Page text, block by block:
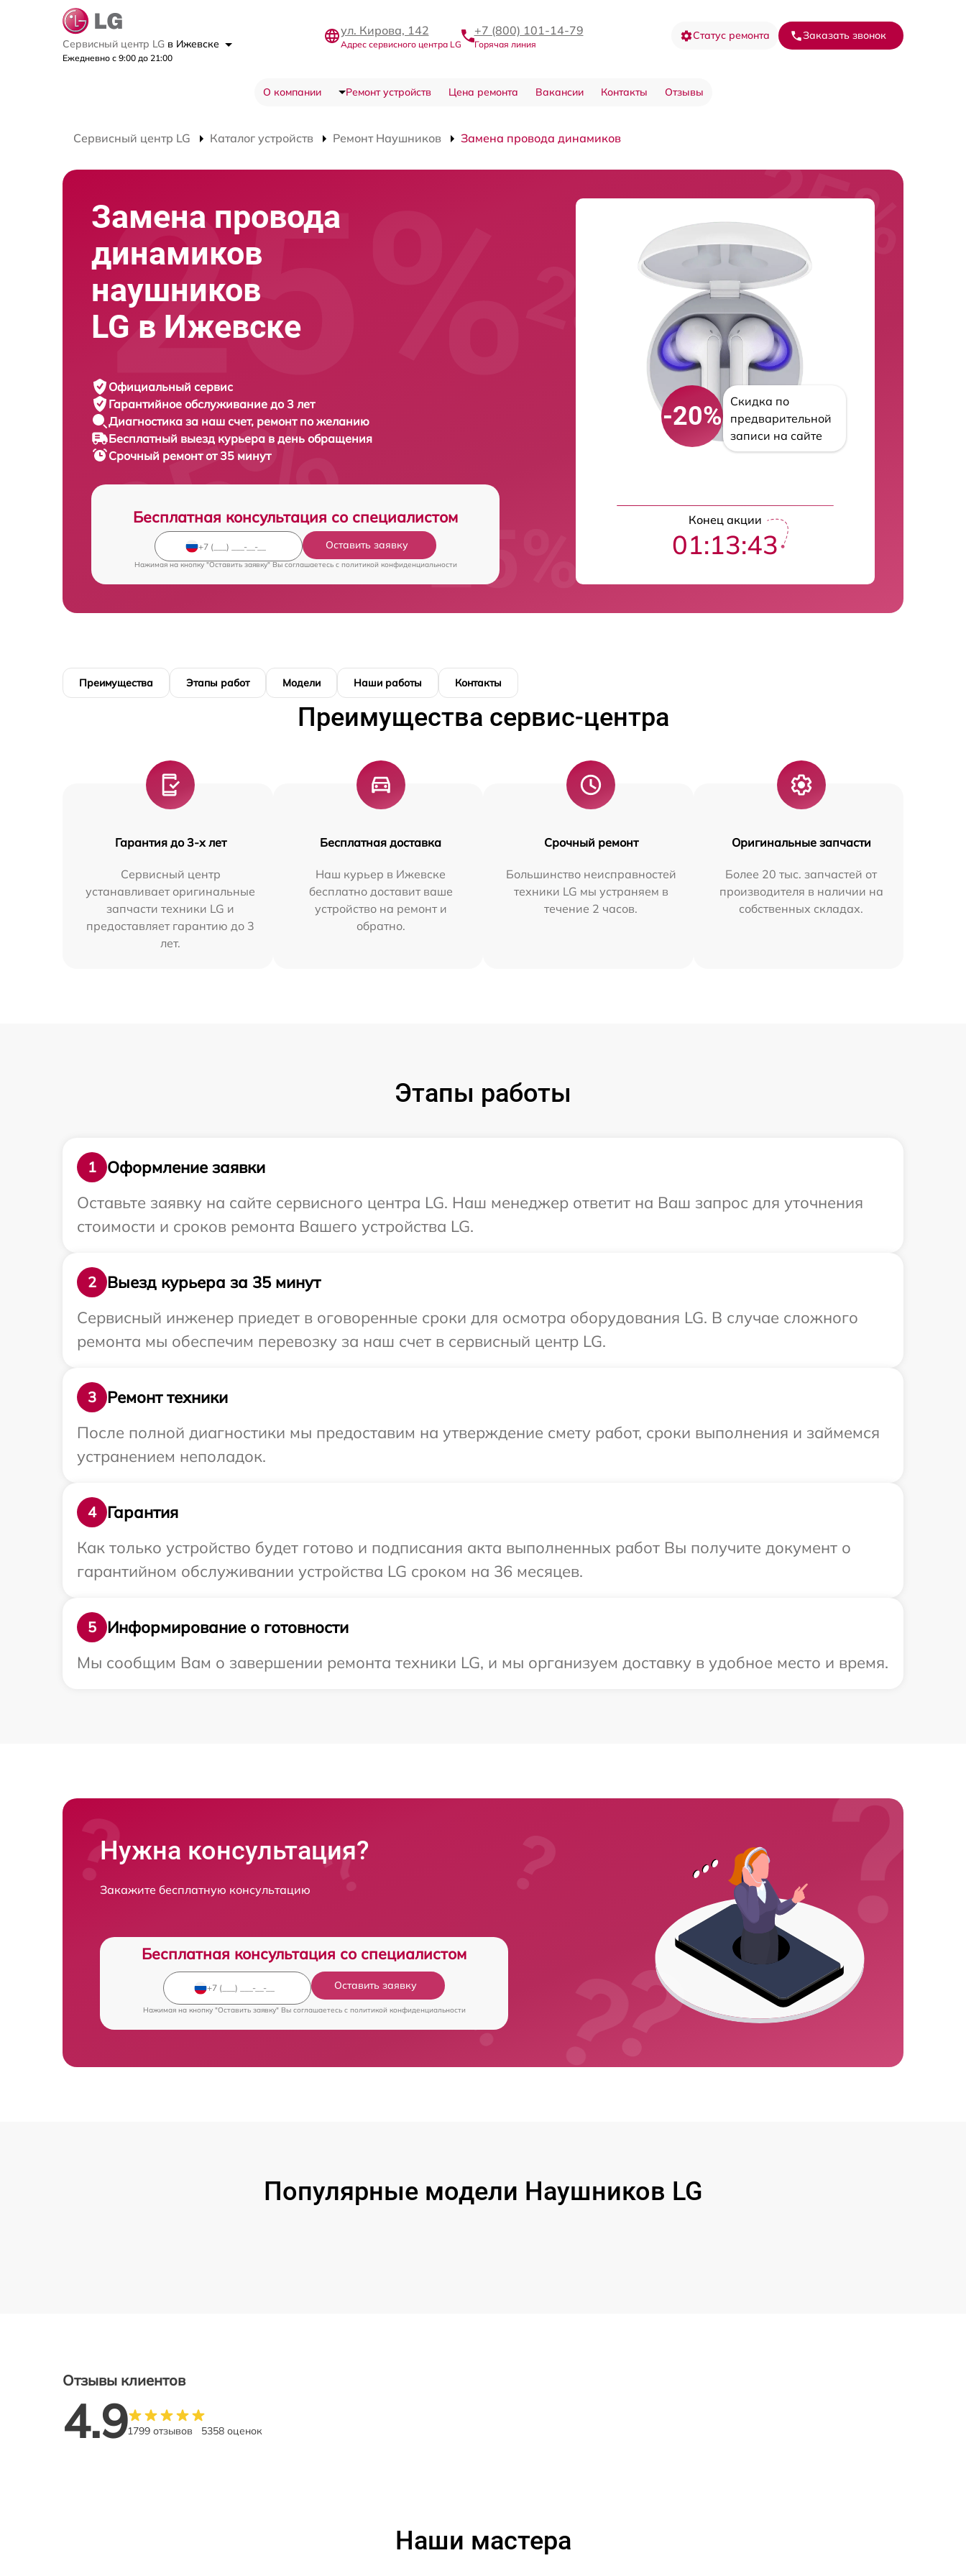
Сервисный центр LG в Ижевске
Ежедневно с 9:00 до 21:00
ул. Кирова, 142
Адрес сервисного центра LG
+7 (800) 101-14-79
Горячая линия
Статус ремонта Заказать звонок
О компании Ремонт устройств Цена ремонта Вакансии Контакты Отзывы
Сервисный центр LG Каталог устройств Ремонт Наушников Замена провода динамиков
Замена провода
динамиков
наушников
LG в Ижевске
Официальный сервис
Гарантийное обслуживание до 3 лет
Диагностика за наш счет, ремонт по желанию
Бесплатный выезд курьера в день обращения
Срочный ремонтот 35 минут
Бесплатная консультация со специалистом
Оставить заявку
Нажимая на кнопку "Оставить заявку" Вы соглашаетесь c политикой конфиденциальности
-20%
Скидка по
предварительной
записи на сайте
Конец акции
01:13:43
Преимущества Этапы работ Модели Наши работы Контакты
Преимущества сервис-центра
Гарантия до 3-х лет
Сервисный центр
устанавливает оригинальные
запчасти техники LG и
предоставляет гарантию до 3
лет.
Бесплатная доставка
Наш курьер в Ижевске
бесплатно доставит ваше
устройство на ремонт и
обратно.
Срочный ремонт
Большинство неисправностей
техники LG мы устраняем в
течение 2 часов.
Оригинальные запчасти
Более 20 тыс. запчастей от
производителя в наличии на
собственных складах.
Этапы работы
1
Оформление заявки
Оставьте заявку на сайте сервисного центра LG. Наш менеджер ответит на Ваш запрос для уточнения
стоимости и сроков ремонта Вашего устройства LG.
2
Выезд курьера за 35 минут
Сервисный инженер приедет в оговоренные сроки для осмотра оборудования LG. В случае сложного
ремонта мы обеспечим перевозку за наш счет в сервисный центр LG.
3
Ремонт техники
После полной диагностики мы предоставим на утверждение смету работ, сроки выполнения и займемся
устранением неполадок.
4
Гарантия
Как только устройство будет готово и подписания акта выполненных работ Вы получите документ о
гарантийном обслуживании устройства LG сроком на 36 месяцев.
5
Информирование о готовности
Мы сообщим Вам о завершении ремонта техники LG, и мы организуем доставку в удобное место и время.
Нужна консультация?
Закажите бесплатную консультацию
Бесплатная консультация со специалистом
Оставить заявку
Нажимая на кнопку "Оставить заявку" Вы соглашаетесь c политикой конфиденциальности
Популярные модели Наушников LG
Отзывы клиентов
4.91799 отзывов 5358 оценок
Наши мастера